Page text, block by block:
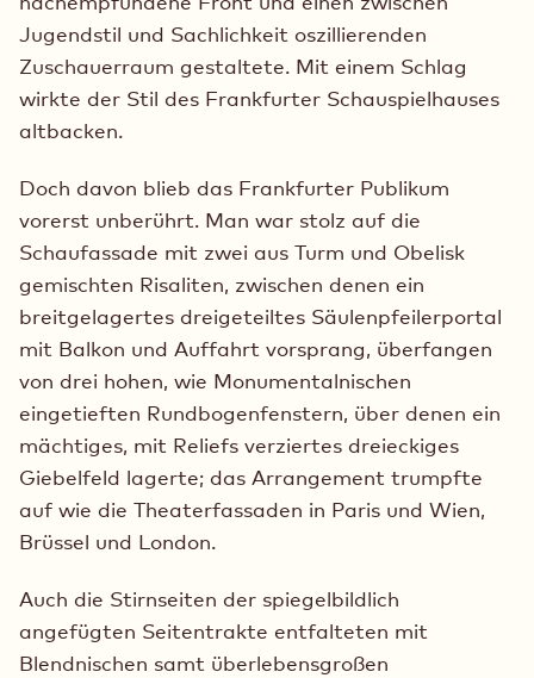
Jugendstil und Sachlichkeit oszillierenden
Zuschauerraum gestaltete. Mit einem Schlag
wirkte der Stil des Frankfurter Schauspielhauses
altbacken.
Doch davon blieb das Frankfurter Publikum
vorerst unberührt. Man war stolz auf die
Schaufassade mit zwei aus Turm und Obelisk
gemischten Risaliten, zwischen denen ein
breitgelagertes dreigeteiltes Säulenpfeilerportal
mit Balkon und Auffahrt vorsprang, überfangen
von drei hohen, wie Monumentalnischen
eingetieften Rundbogenfenstern, über denen ein
mächtiges, mit Reliefs verziertes dreieckiges
Giebelfeld lagerte; das Arrangement trumpfte
auf wie die Theaterfassaden in Paris und Wien,
Brüssel und London.
Auch die Stirnseiten der spiegelbildlich
angefügten Seitentrakte entfalteten mit
Blendnischen samt überlebensgroßen